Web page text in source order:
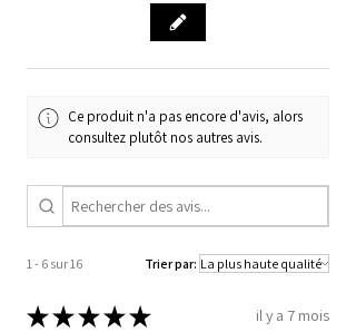
Ce produit n'a pas encore d'avis, alors
consultez plutôt nos autres avis.
1 - 6 sur 16 Trier par:
★★★★★ il y a 7 mois